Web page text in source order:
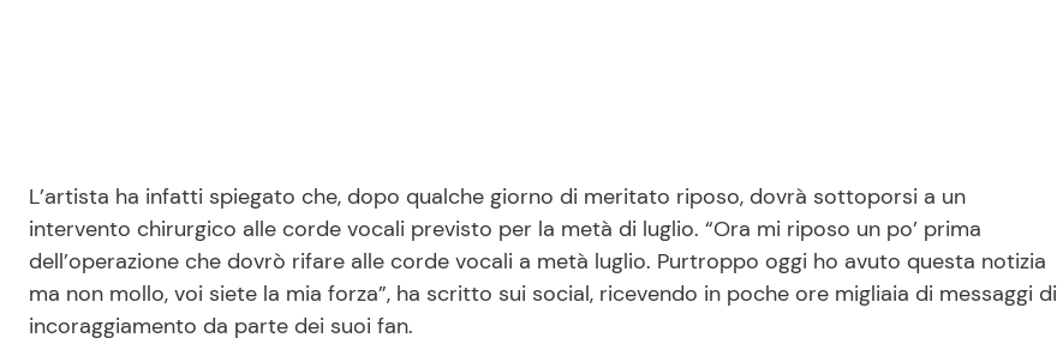
L’artista ha infatti spiegato che, dopo qualche giorno di meritato riposo, dovrà sottoporsi a un
intervento chirurgico alle corde vocali previsto per la metà di luglio. “Ora mi riposo un po’ prima
dell’operazione che dovrò rifare alle corde vocali a metà luglio. Purtroppo oggi ho avuto questa notizia
ma non mollo, voi siete la mia forza”, ha scritto sui social, ricevendo in poche ore migliaia di messaggi di
incoraggiamento da parte dei suoi fan.